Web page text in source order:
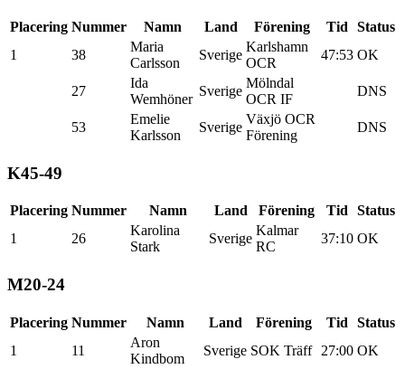
Placering Nummer Namn Land Förening Tid
Status
1
38
Maria
Carlsson
Sverige
Karlshamn
OCR
47:53 OK
27
Ida
Wemhöner
Sverige
Mölndal
OCR IF
DNS
53
Emelie
Karlsson
Sverige
Växjö OCR
Förening
DNS
K45-49
Placering Nummer Namn Land Förening Tid
Status
1
26
Karolina
Stark
Sverige
Kalmar
RC
37:10 OK
M20-24
Placering Nummer Namn Land Förening Tid
Status
1
11
Aron
Kindbom
Sverige SOK Träff 27:00 OK